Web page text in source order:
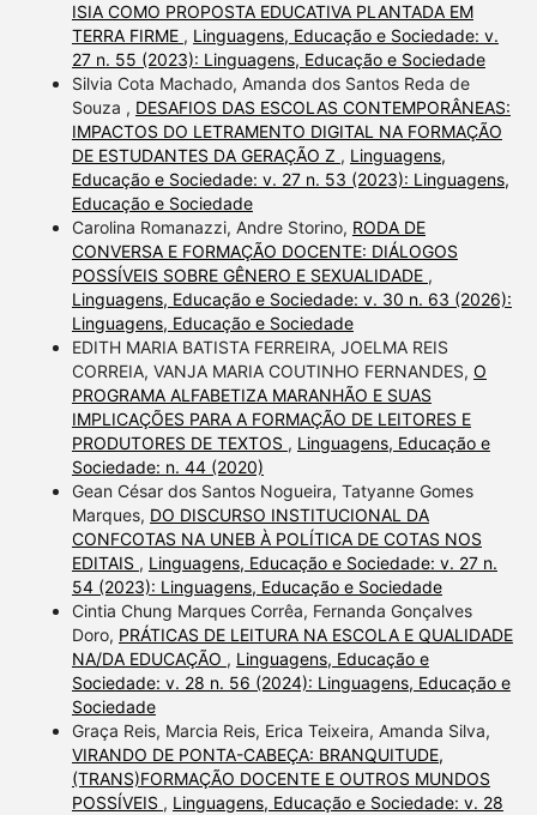
ISIA COMO PROPOSTA EDUCATIVA PLANTADA EM
TERRA FIRME , Linguagens, Educação e Sociedade: v.
27 n. 55 (2023): Linguagens, Educação e Sociedade
Silvia Cota Machado, Amanda dos Santos Reda de
Souza , DESAFIOS DAS ESCOLAS CONTEMPORÂNEAS:
IMPACTOS DO LETRAMENTO DIGITAL NA FORMAÇÃO
DE ESTUDANTES DA GERAÇÃO Z , Linguagens,
Educação e Sociedade: v. 27 n. 53 (2023): Linguagens,
Educação e Sociedade
Carolina Romanazzi, Andre Storino, RODA DE
CONVERSA E FORMAÇÃO DOCENTE: DIÁLOGOS
POSSÍVEIS SOBRE GÊNERO E SEXUALIDADE ,
Linguagens, Educação e Sociedade: v. 30 n. 63 (2026):
Linguagens, Educação e Sociedade
EDITH MARIA BATISTA FERREIRA, JOELMA REIS
CORREIA, VANJA MARIA COUTINHO FERNANDES, O
PROGRAMA ALFABETIZA MARANHÃO E SUAS
IMPLICAÇÕES PARA A FORMAÇÃO DE LEITORES E
PRODUTORES DE TEXTOS , Linguagens, Educação e
Sociedade: n. 44 (2020)
Gean César dos Santos Nogueira, Tatyanne Gomes
Marques, DO DISCURSO INSTITUCIONAL DA
CONFCOTAS NA UNEB À POLÍTICA DE COTAS NOS
EDITAIS , Linguagens, Educação e Sociedade: v. 27 n.
54 (2023): Linguagens, Educação e Sociedade
Cintia Chung Marques Corrêa, Fernanda Gonçalves
Doro, PRÁTICAS DE LEITURA NA ESCOLA E QUALIDADE
NA/DA EDUCAÇÃO , Linguagens, Educação e
Sociedade: v. 28 n. 56 (2024): Linguagens, Educação e
Sociedade
Graça Reis, Marcia Reis, Erica Teixeira, Amanda Silva,
VIRANDO DE PONTA-CABEÇA: BRANQUITUDE,
(TRANS)FORMAÇÃO DOCENTE E OUTROS MUNDOS
POSSÍVEIS , Linguagens, Educação e Sociedade: v. 28